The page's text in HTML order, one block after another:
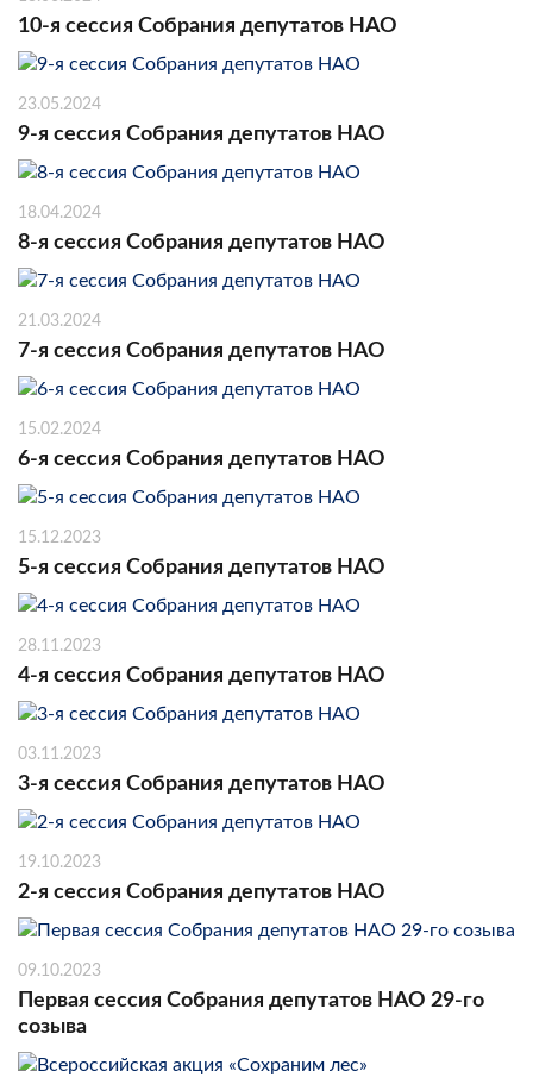
10-я сессия Собрания депутатов НАО
23.05.2024
9-я сессия Собрания депутатов НАО
18.04.2024
8-я сессия Собрания депутатов НАО
21.03.2024
7-я сессия Собрания депутатов НАО
15.02.2024
6-я сессия Собрания депутатов НАО
15.12.2023
5-я сессия Собрания депутатов НАО
28.11.2023
4-я сессия Собрания депутатов НАО
03.11.2023
3-я сессия Собрания депутатов НАО
19.10.2023
2-я сессия Собрания депутатов НАО
09.10.2023
Первая сессия Собрания депутатов НАО 29-го
созыва